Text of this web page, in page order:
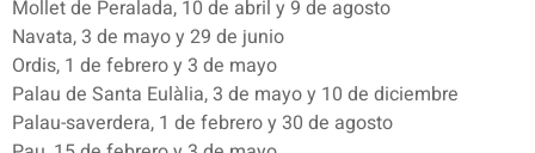
Mollet de Peralada, 10 de abril y 9 de agosto
Navata, 3 de mayo y 29 de junio
Ordis, 1 de febrero y 3 de mayo
Palau de Santa Eulàlia, 3 de mayo y 10 de diciembre
Palau-saverdera, 1 de febrero y 30 de agosto